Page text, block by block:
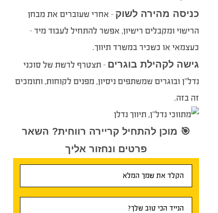
כניסה מהירה לשוק – אחרי שעוברים את מבחן
הרישוי ומקבלים רישיון, אפשר להתחיל לעבוד מיד –
כעצמאי או כשכיר במשרד תיווך.
גישה לקהילת בוגרים – תצטרף לרשת של סוכני
נדל”ן ובוגרים שמשתפים ניסיון, מפנים לקוחות, ותומכים
זה בזה.
🎯 מוכן להתחיל קריירה רווחית? השאר
פרטים ונחזור אליך
ראשי